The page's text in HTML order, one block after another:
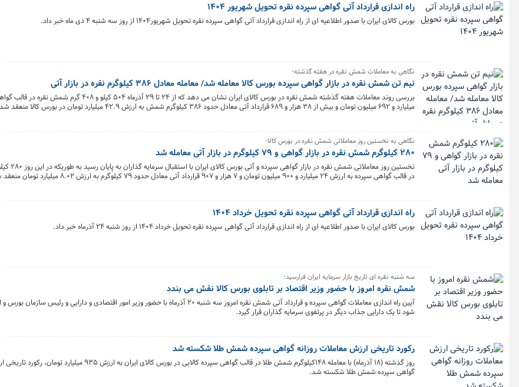
راه اندازی قرارداد آتی گواهی سپرده نقره تحویل شهریور ۱۴۰۴
بورس کالای ایران با صدور اطلاعیه ای از راه اندازی قرارداد آتی گواهی سپرده نقره تحویل شهریور۱۴۰۴ از روز سه شنبه ۴ دی ماه خبر داد.
نگاهی به معاملات شمش نقره در هفته گذشته؛
نیم تن شمش نقره در بازار گواهی سپرده بورس کالا معامله شد/ معامله معادل ۳۸۶ کیلوگرم نقره در بازار آتی
میلیارد و ۶۹۲ میلیون تومان و بیش از ۳۸ هزار و ۶۸۹ قرارداد آتی معادل حدود ۳۸۶ کیلوگرم شمش به ارزش ۴۲.۹ میلیارد تومان در بورس کالا منعقد شد.
نگاهی به نخستین روز معاملاتی شمش نقره در بورس کالا؛
۲۸۰ کیلوگرم شمش نقره در بازار گواهی و ۷۹ کیلوگرم در بازار آتی معامله شد
در قالب گواهی سپرده به ارزش ۲۴ میلیارد و ۹۰۰ میلیون تومان و ۷ هزار و ۹۰۷ قرارداد آتی معادل حدود ۷۹ کیلوگرم به ارزش ۸.۰۲ میلیارد تومان منعقد شد.
راه اندازی قرارداد آتی گواهی سپرده نقره تحویل خرداد ۱۴۰۴
بورس کالای ایران با صدور اطلاعیه ای از راه اندازی قرارداد آتی گواهی سپرده نقره تحویل خرداد ۱۴۰۴ از روز شنبه ۲۴ آذرماه خبر داد.
سه شنبه نقره ای تاریخ بازار سرمایه ایران فرارسید؛
شمش نقره امروز با حضور وزیر اقتصاد بر تابلوی بورس کالا نقش می بندد
آیین راه اندازی معاملات گواهی سپرده و قرارداد آتی شمش نقره امروز سه شنبه 20 آذرماه با حضور وزیر امور اقتصادی و دارایی و
شود تا یک دارایی جذاب دیگر در پرتفوی سرمایه گذاران قرار گیرد.
رکورد تاریخی ارزش معاملات روزانه گواهی سپرده شمش طلا شکسته شد
روز گذشته (۱۸ آذرماه) با معامله ۱۴۸کیلوگرم شمش طلا در قالب گواهی سپرده کالایی در بورس کالای
گواهی سپرده شمش طلا شکسته شد.